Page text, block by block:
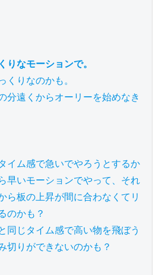
りなモーションで。
くりなのかも。
分遠くからオーリーを始めなき
イム感で急いでやろうとするか
早いモーションでやって、それ
ら板の上昇が間に合わなくてリ
のかも？
同じタイム感で高い物を飛ぼう
切りができないのかも？